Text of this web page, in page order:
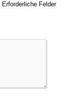
Erforderliche Felder